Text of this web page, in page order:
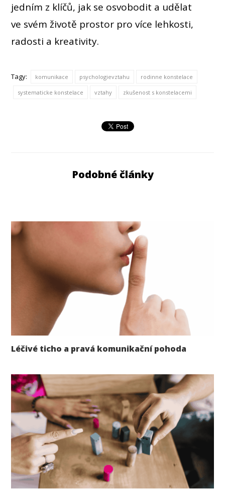
jedním z klíčů, jak se osvobodit a udělat
ve svém životě prostor pro více lehkosti,
radosti a kreativity.
Tagy: komunikace psychologievztahu rodinne konstelace
systematicke konstelace vztahy zkušenost s konstelacemi
Podobné články
Léčivé ticho a pravá komunikační pohoda